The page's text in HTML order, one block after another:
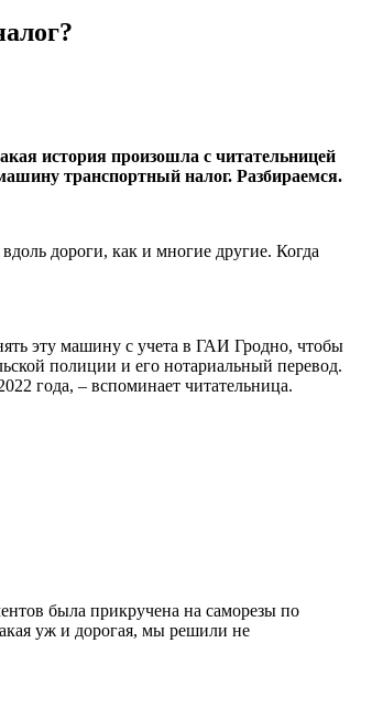
история произошла с читательницей
транспортный налог. Разбираемся.
дороги, как и многие другие. Когда
эту машину с учета в ГАИ Гродно, чтобы
полиции и его нотариальный перевод.
года, – вспоминает читательница.
была прикручена на саморезы по
уж и дорогая, мы решили не